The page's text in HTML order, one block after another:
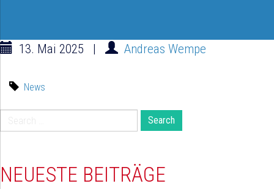
13. Mai 2025 | Andreas Wempe
News
Search
for:
NEUESTE BEITRÄGE